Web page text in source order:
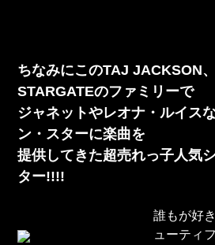
ちなみにこのTAJ JACKSON
STARGATEのファミリーで
ジャネットやレオナ・ルイス
ン・スターに楽曲を
提供してきた超売れっ子人気
ター!!!!
誰もが好
ューティ